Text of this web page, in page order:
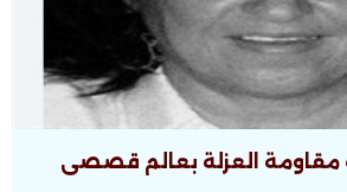
مقاومة العزلة بعالم قصصى